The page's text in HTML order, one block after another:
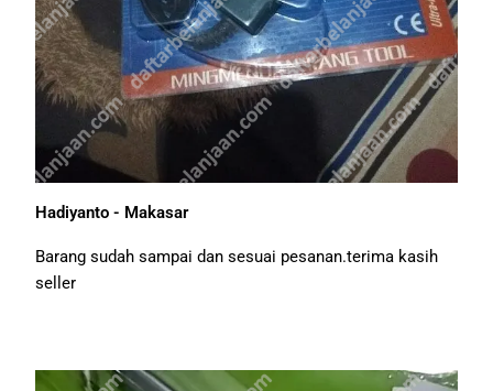
Hadiyanto - Makasar
Barang sudah sampai dan sesuai pesanan.terima kasih
seller